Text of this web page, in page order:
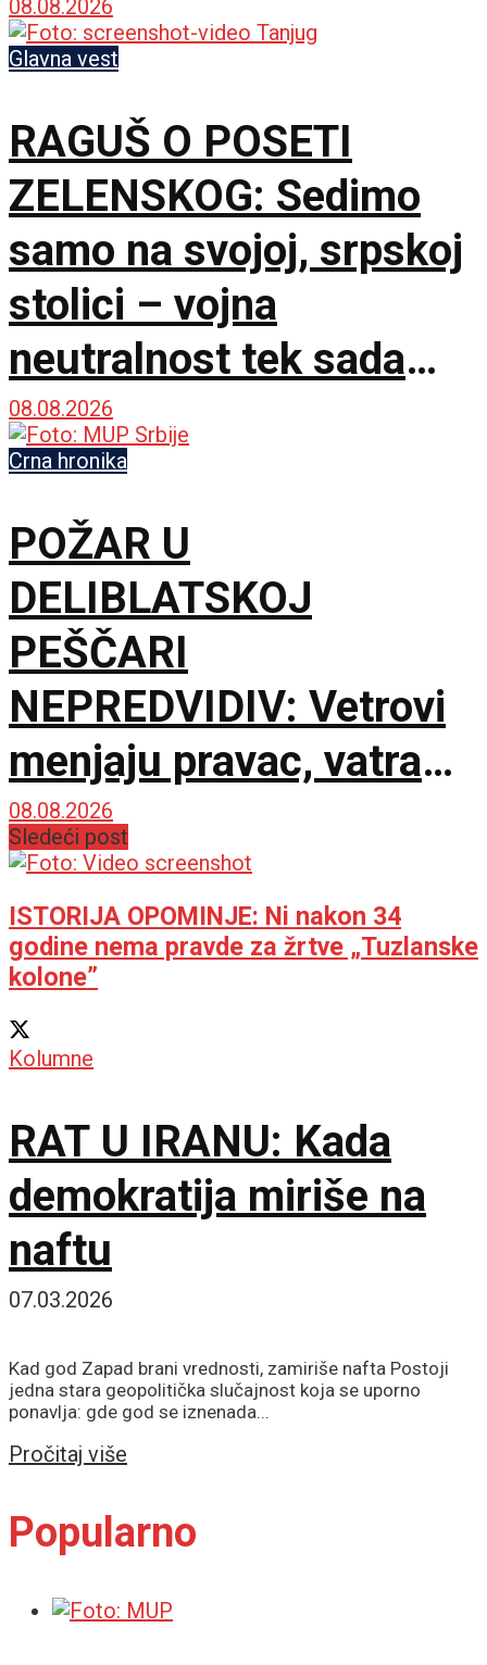
08.08.2026
Glavna vest
RAGUŠ O POSETI
ZELENSKOG: Sedimo
samo na svojoj, srpskoj
stolici – vojna
neutralnost tek sada
dobija na značaju
08.08.2026
Crna hronika
POŽAR U
DELIBLATSKOJ
PEŠČARI
NEPREDVIDIV: Vetrovi
menjaju pravac, vatra
zahvatila oko 1.500
hektara
08.08.2026
Sledeći post
ISTORIJA OPOMINJE: Ni nakon 34
godine nema pravde za žrtve „Tuzlanske
kolone”
Kolumne
RAT U IRANU: Kada
demokratija miriše na
naftu
07.03.2026
Kad god Zapad brani vrednosti, zamiriše nafta Postoji
jedna stara geopolitička slučajnost koja se uporno
ponavlja: gde god se iznenada...
Pročitaj više
Popularno